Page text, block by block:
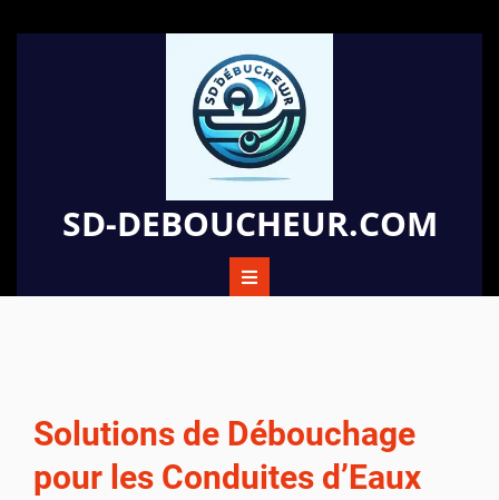
au
SD-DEBOUCHEUR.COM
Solutions de Débouchage
pour les Conduites d’Eaux